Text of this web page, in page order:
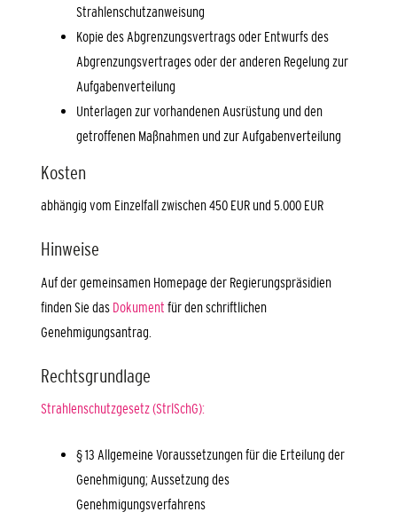
Strahlenschutzanweisung
Kopie des Abgrenzungsvertrags oder Entwurfs des
Abgrenzungsvertrages oder der anderen Regelung zur
Aufgabenverteilung
Unterlagen zur vorhandenen Ausrüstung und den
getroffenen Maßnahmen und zur Aufgabenverteilung
Kosten
abhängig vom Einzelfall zwischen 450 EUR und 5.000 EUR
Hinweise
Auf der gemeinsamen Homepage der Regierungspräsidien
finden Sie das Dokument für den schriftlichen
Genehmigungsantrag.
Rechtsgrundlage
Strahlenschutzgesetz (StrlSchG):
§ 13 Allgemeine Voraussetzungen für die Erteilung der
Genehmigung; Aussetzung des
Genehmigungsverfahrens